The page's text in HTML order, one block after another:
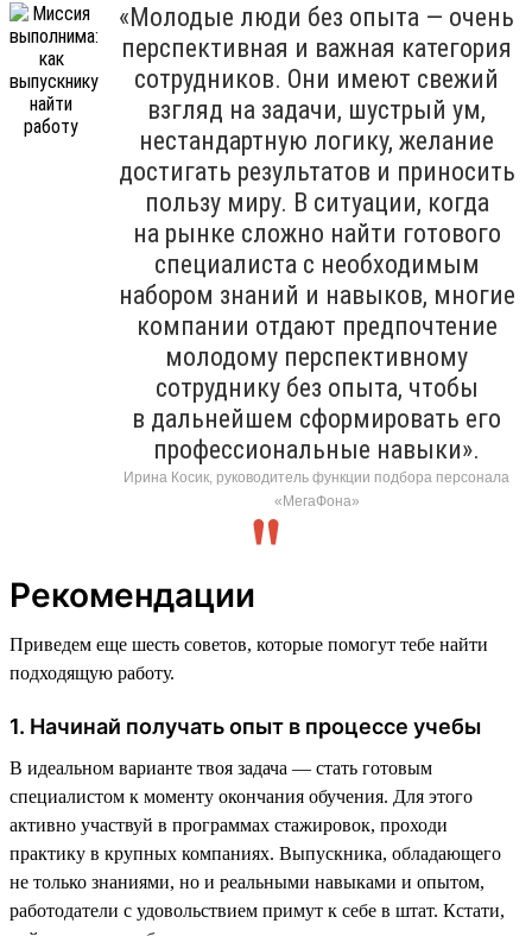
«Молодые люди без опыта — очень
перспективная и важная категория
сотрудников. Они имеют свежий
взгляд на задачи, шустрый ум,
нестандартную логику, желание
достигать результатов и приносить
пользу миру. В ситуации, когда
на рынке сложно найти готового
специалиста с необходимым
набором знаний и навыков, многие
компании отдают предпочтение
молодому перспективному
сотруднику без опыта, чтобы
в дальнейшем сформировать его
профессиональные навыки».
Ирина Косик, руководитель функции подбора персонала
«МегаФона»
Рекомендации
Приведем еще шесть советов, которые помогут тебе найти
подходящую работу.
1. Начинай получать опыт в процессе учебы
В идеальном варианте твоя задача — стать готовым
специалистом к моменту окончания обучения. Для этого
активно участвуй в программах стажировок, проходи
практику в крупных компаниях. Выпускника, обладающего
не только знаниями, но и реальными навыками и опытом,
работодатели с удовольствием примут к себе в штат. Кстати,